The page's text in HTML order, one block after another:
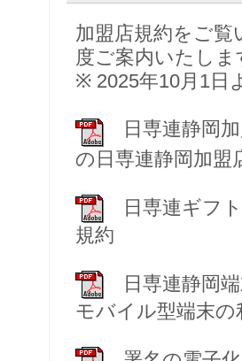
加盟店規約をご
度ご案内いたしま
※ 2025年10月1日
日専連静岡加
の日専連静岡加盟
日専連ギフ
規約
日専連静岡端
モバイル型端末